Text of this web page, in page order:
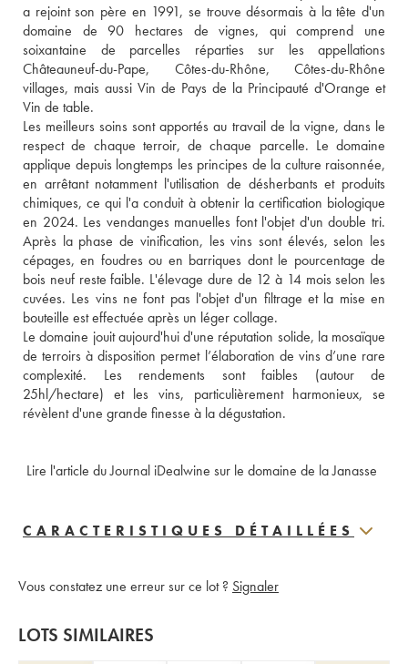
a rejoint son père en 1991, se trouve désormais à la tête d'un
domaine de 90 hectares de vignes, qui comprend une
soixantaine de parcelles réparties sur les appellations
Châteauneuf-du-Pape, Côtes-du-Rhône, Côtes-du-Rhône
villages, mais aussi Vin de Pays de la Principauté d'Orange et
Vin de table.
Les meilleurs soins sont apportés au travail de la vigne, dans le
respect de chaque terroir, de chaque parcelle. Le domaine
applique depuis longtemps les principes de la culture raisonnée,
en arrêtant notamment l'utilisation de désherbants et produits
chimiques, ce qui l'a conduit à obtenir la certification biologique
en 2024. Les vendanges manuelles font l'objet d'un double tri.
Après la phase de vinification, les vins sont élevés, selon les
cépages, en foudres ou en barriques dont le pourcentage de
bois neuf reste faible. L'élevage dure de 12 à 14 mois selon les
cuvées. Les vins ne font pas l'objet d'un filtrage et la mise en
bouteille est effectuée après un léger collage.
Le domaine jouit aujourd'hui d'une réputation solide, la mosaïque
de terroirs à disposition permet l’élaboration de vins d’une rare
complexité. Les rendements sont faibles (autour de
25hl/hectare) et les vins, particulièrement harmonieux, se
révèlent d'une grande finesse à la dégustation.
Lire l'article du Journal iDealwine sur le domaine de la Janasse
CARACTERISTIQUES DÉTAILLÉES
Vous constatez une erreur sur ce lot ? Signaler
LOTS SIMILAIRES